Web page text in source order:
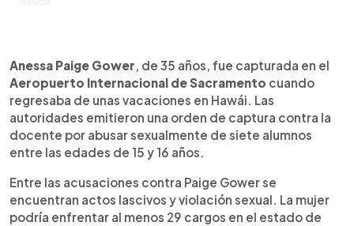
► Escuchar artículo
Anessa Paige Gower, de 35 años, fue capturada en el
Aeropuerto Internacional de Sacramento cuando
regresaba de unas vacaciones en Hawái. Las
autoridades emitieron una orden de captura contra la
docente por abusar sexualmente de siete alumnos
entre las edades de 15 y 16 años.
Entre las acusaciones contra Paige Gower se
encuentran actos lascivos y violación sexual. La mujer
podría enfrentar al menos 29 cargos en el estado de